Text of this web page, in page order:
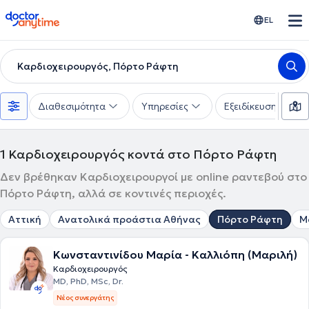
doctoranytime EL
Καρδιοχειρουργός, Πόρτο Ράφτη
Διαθεσιμότητα Υπηρεσίες Εξειδίκευση
1 Καρδιοχειρουργός κοντά στο Πόρτο Ράφτη
Δεν βρέθηκαν Καρδιοχειρουργοί με online ραντεβού στο
Πόρτο Ράφτη, αλλά σε κοντινές περιοχές.
Αττική Ανατολικά προάστια Αθήνας Πόρτο Ράφτη
Κωνσταντινίδου Μαρία - Καλλιόπη (Μαριλή)
Καρδιοχειρουργός
MD, PhD, MSc, Dr.
Νέος συνεργάτης